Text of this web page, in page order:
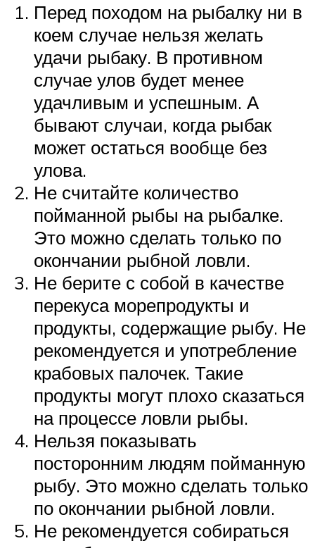
Перед походом на рыбалку ни в
коем случае нельзя желать
удачи рыбаку. В противном
случае улов будет менее
удачливым и успешным. А
бывают случаи, когда рыбак
может остаться вообще без
улова.
Не считайте количество
пойманной рыбы на рыбалке.
Это можно сделать только по
окончании рыбной ловли.
Не берите с собой в качестве
перекуса морепродукты и
продукты, содержащие рыбу. Не
рекомендуется и употребление
крабовых палочек. Такие
продукты могут плохо сказаться
на процессе ловли рыбы.
Нельзя показывать
посторонним людям пойманную
рыбу. Это можно сделать только
по окончании рыбной ловли.
Не рекомендуется собираться